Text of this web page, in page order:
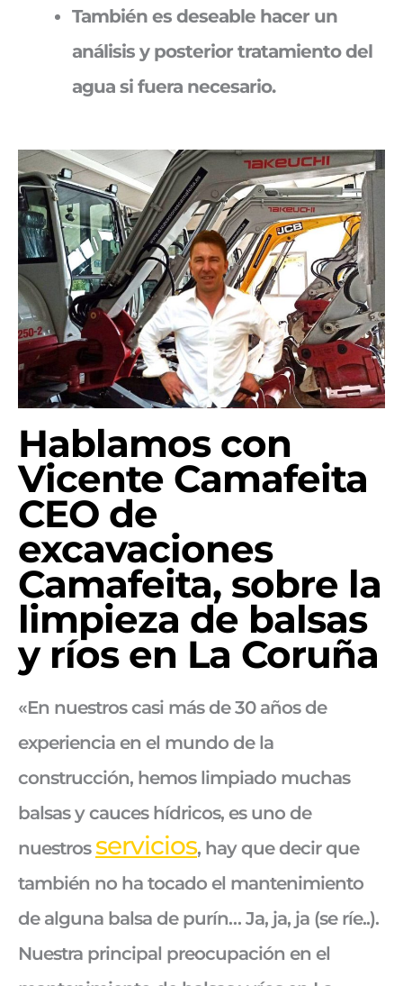
También es deseable hacer un
análisis y posterior tratamiento del
agua si fuera necesario.
Hablamos con
Vicente Camafeita
CEO de
excavaciones
Camafeita, sobre la
limpieza de balsas
y ríos en La Coruña
«En nuestros casi más de 30 años de
experiencia en el mundo de la
construcción, hemos limpiado muchas
balsas y cauces hídricos, es uno de
nuestrosservicios, hay que decir que
también no ha tocado el mantenimiento
de alguna balsa de purín… Ja, ja, ja (se ríe..).
Nuestra principal preocupación en el